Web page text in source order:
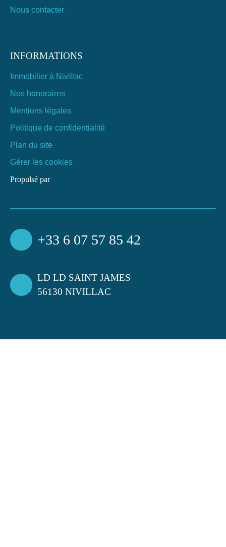
Nous contacter
INFORMATIONS
Immobilier à Nivillac
Nos honoraires
Mentions légales
Politique de confidentialité
Plan du site
Gérer les cookies
Propulsé par
+33 6 07 57 85 42
LD LD SAINT JAMES
56130 NIVILLAC